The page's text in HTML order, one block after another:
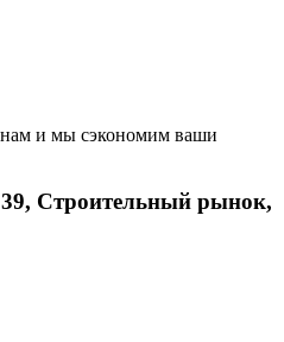
и мы сэкономим ваши
Строительный рынок,